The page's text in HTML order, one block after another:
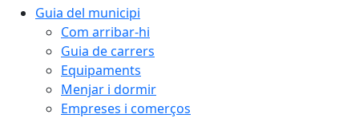
Guia del municipi
Com arribar-hi
Guia de carrers
Equipaments
Menjar i dormir
Empreses i comerços